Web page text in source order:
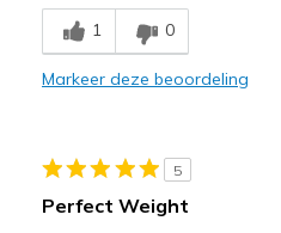
Beste toepassingen
Casual Wear
Going Out
1 0
Markeer deze beoordeling
5
Perfect Weight